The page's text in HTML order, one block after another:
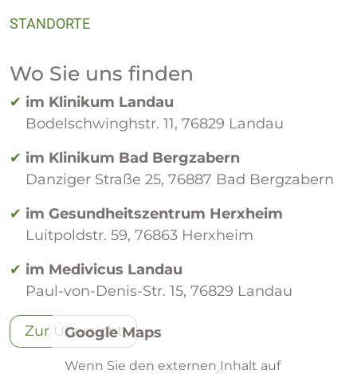
STANDORTE
Wo Sie uns finden
✔ im Klinikum Landau
Bodelschwinghstr. 11, 76829 Landau
✔ im Klinikum Bad Bergzabern
Danziger Straße 25, 76887 Bad Bergzabern
✔ im Gesundheitszentrum Herxheim
Luitpoldstr. 59, 76863 Herxheim
✔ im Medivicus Landau
Paul-von-Denis-Str. 15, 76829 Landau
Zur Übersicht
Google Maps
Wenn Sie den externen Inhalt auf